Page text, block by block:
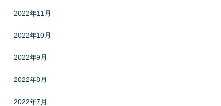
2022年11月
2022年10月
2022年9月
2022年8月
2022年7月